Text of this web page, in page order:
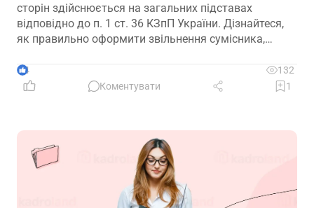
сторін здійснюється на загальних підставах
відповідно до п. 1 ст. 36 КЗпП України. Дізнайтеся,
як правильно оформити звільнення сумісника,
зафіксувати домовленість між працівником і
роботодавцем.
4
132
Коментувати
1